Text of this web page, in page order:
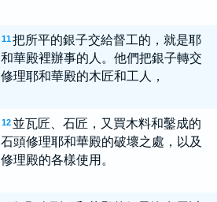
11 把所平的銀子交給督工的，就是耶
和華殿裡辦事的人。他們把銀子轉交
修理耶和華殿的木匠和工人，
12 並瓦匠、石匠，又買木料和鑿成的
石頭修理耶和華殿的破壞之處，以及
修理殿的各樣使用。